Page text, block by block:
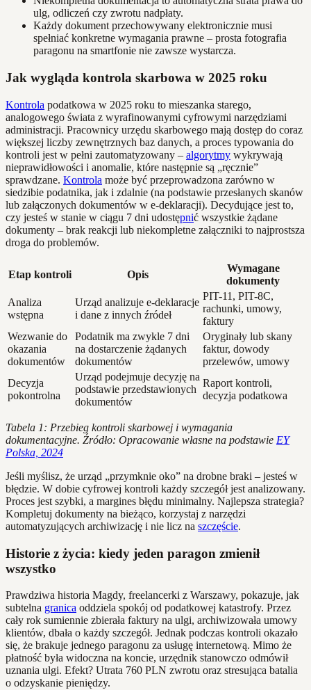
ulg, odliczeń czy zwrotu nadpłaty.
Każdy dokument przechowywany elektronicznie musi
spełniać konkretne wymagania prawne – prosta fotografia
paragonu na smartfonie nie zawsze wystarcza.
Jak wygląda kontrola skarbowa w 2025 roku
Kontrola podatkowa w 2025 roku to mieszanka starego,
analogowego świata z wyrafinowanymi cyfrowymi narzędziami
administracji. Pracownicy urzędu skarbowego mają dostęp do coraz
większej liczby zewnętrznych baz danych, a proces typowania do
kontroli jest w pełni zautomatyzowany – algorytmy wykrywają
nieprawidłowości i anomalie, które następnie są „ręcznie”
sprawdzane. Kontrola może być przeprowadzona zarówno w
siedzibie podatnika, jak i zdalnie (na podstawie przesłanych skanów
lub załączonych dokumentów w e-deklaracji). Decydujące jest to,
czy jesteś w stanie w ciągu 7 dni udostępnić wszystkie żądane
dokumenty – brak reakcji lub niekompletne załączniki to najprostsza
droga do problemów.
Etap kontroli Opis
Wymagane
dokumenty
Analiza
wstępna
Urząd analizuje e-deklaracje
i dane z innych źródeł
PIT-11, PIT-8C,
rachunki, umowy,
faktury
Wezwanie do
okazania
dokumentów
Podatnik ma zwykle 7 dni
na dostarczenie żądanych
dokumentów
Oryginały lub skany
faktur, dowody
przelewów, umowy
Decyzja
pokontrolna
Urząd podejmuje decyzję na
podstawie przedstawionych
dokumentów
Raport kontroli,
decyzja podatkowa
Tabela 1: Przebieg kontroli skarbowej i wymagania
dokumentacyjne. Źródło: Opracowanie własne na podstawie EY
Polska, 2024
Jeśli myślisz, że urząd „przymknie oko” na drobne braki – jesteś w
błędzie. W dobie cyfrowej kontroli każdy szczegół jest analizowany.
Proces jest szybki, a margines błędu minimalny. Najlepsza strategia?
Kompletuj dokumenty na bieżąco, korzystaj z narzędzi
automatyzujących archiwizację i nie licz na szczęście.
Historie z życia: kiedy jeden paragon zmienił
wszystko
Prawdziwa historia Magdy, freelancerki z Warszawy, pokazuje, jak
subtelna granica oddziela spokój od podatkowej katastrofy. Przez
cały rok sumiennie zbierała faktury na ulgi, archiwizowała umowy
klientów, dbała o każdy szczegół. Jednak podczas kontroli okazało
się, że brakuje jednego paragonu za usługę internetową. Mimo że
płatność była widoczna na koncie, urzędnik stanowczo odmówił
uznania ulgi. Efekt? Utrata 760 PLN zwrotu oraz stresująca batalia
o odzyskanie pieniędzy.